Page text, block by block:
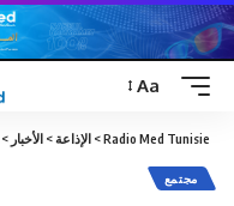
Font
Resizer
Aa
Radio Med Tunisie
> الإذاعة > الأخبار >
مجتمع